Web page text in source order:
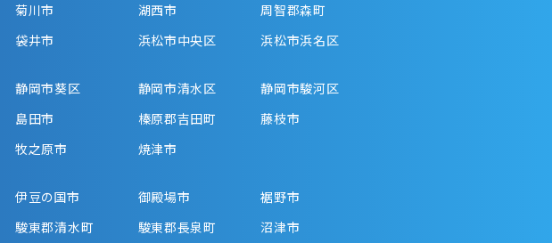
菊川市
湖西市
周智郡森町
袋井市
浜松市中央区 浜松市浜名区
静岡市葵区 静岡市清水区
静岡市駿河区
島田市
榛原郡吉田町
藤枝市
牧之原市
焼津市
伊豆の国市 御殿場市
裾野市
駿東郡清水町
駿東郡長泉町
沼津市